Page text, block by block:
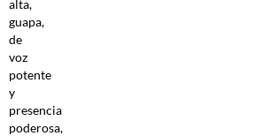
alta,
guapa,
de
voz
potente
y
presencia
poderosa,